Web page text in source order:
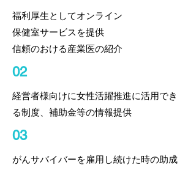
福利厚生としてオンライン
​保健室サービスを提供
​信頼のおける産業医の紹介
02
経営者様向けに女性活躍推進に活用でき
る制度、補助金等の​情報提供
03
がんサバイバーを雇用し続けた時の​助成